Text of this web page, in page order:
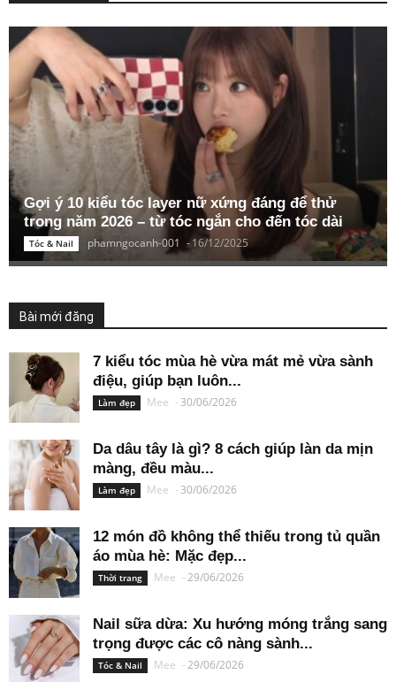
Gợi ý 10 kiểu tóc layer nữ xứng đáng để thử
trong năm 2026 – từ tóc ngắn cho đến tóc dài
Tóc & Nail phamngocanh-001 -16/12/2025
Bài mới đăng
7 kiểu tóc mùa hè vừa mát mẻ vừa sành
điệu, giúp bạn luôn...
Làm đẹp Mee - 30/06/2026
Da dâu tây là gì? 8 cách giúp làn da mịn
màng, đều màu...
Làm đẹp Mee - 30/06/2026
12 món đồ không thể thiếu trong tủ quần
áo mùa hè: Mặc đẹp...
Thời trang Mee -29/06/2026
Nail sữa dừa: Xu hướng móng trắng sang
trọng được các cô nàng sành...
Tóc & Nail Mee -29/06/2026